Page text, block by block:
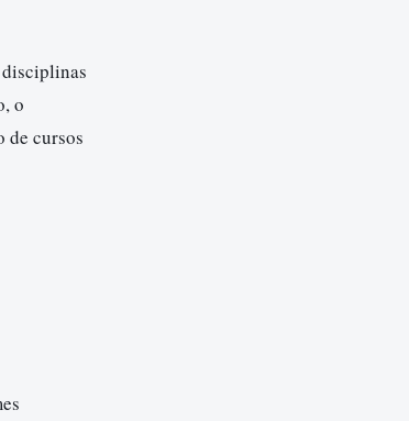
disciplinas
o
de cursos